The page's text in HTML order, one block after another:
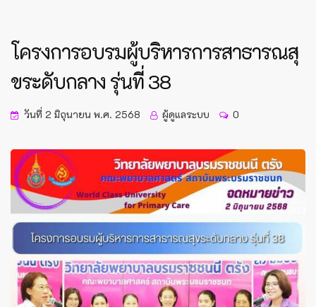
โครงการอบรมผู้บริหารการสาธารณสุ
ขระดับกลาง รุ่นที่ 38
วันที่ 2 มิถุนายน พ.ศ. 2568 ผู้ดูแลระบบ 0